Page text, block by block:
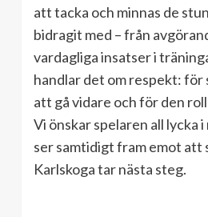
att tacka och minnas de
bidragit med – från
vardagliga insatser i
handlar det om respekt: för
att gå vidare och för den
Vi önskar spelaren all lycka
ser samtidigt fram emot att
Karlskoga tar nästa steg.